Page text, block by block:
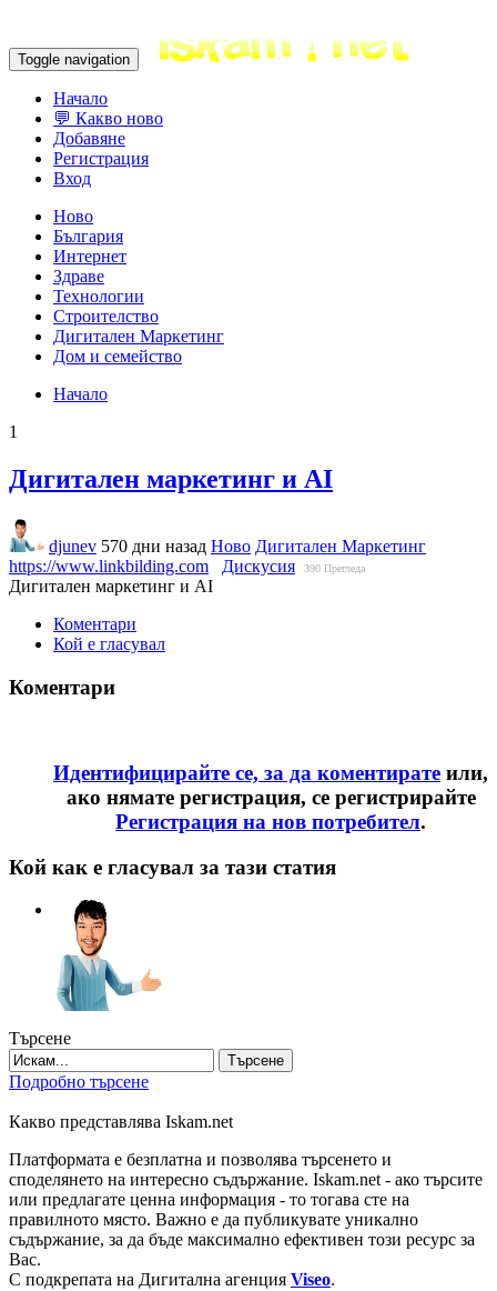
Toggle navigation
Начало
💬 Какво ново
Добавяне
Регистрация
Вход
Ново
България
Интернет
Здраве
Технологии
Строителство
Дигитален Маркетинг
Дом и семейство
Начало
1
Дигитален маркетинг и AI
djunev 570 дни назад Ново Дигитален Маркетинг
https://www.linkbilding.com
Дискусия 390 Прегледа
Дигитален маркетинг и AI
Коментари
Кой е гласувал
Коментари
Идентифицирайте се, за да коментирате или,
ако нямате регистрация, се регистрирайте
Регистрация на нов потребител.
Кой как е гласувал за тази статия
Търсене
Търсене
Подробно търсене
Какво представлява Iskam.net
Платформата е безплатна и позволява търсенето и
споделянето на интересно съдържание. Iskam.net - ако търсите
или предлагате ценна информация - то тогава сте на
правилното място. Важно е да публикувате уникално
съдържание, за да бъде максимално ефективен този ресурс за
Вас.
С подкрепата на Дигитална агенция Viseo.